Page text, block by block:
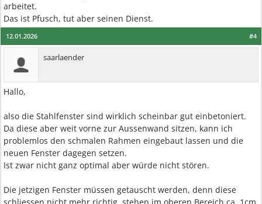
arbeitet.
Das ist Pfusch, tut aber seinen Dienst.
#4
12.01.2026
saarlaender
Hallo,
also die Stahlfenster sind wirklich scheinbar gut einbetoniert.
Da diese aber weit vorne zur Aussenwand sitzen, kann ich
problemlos den schmalen Rahmen eingebaut lassen und die
neuen Fenster dagegen setzen.
Ist zwar nicht ganz optimal aber würde nicht stören.
Die jetzigen Fenster müssen getauscht werden, denn diese